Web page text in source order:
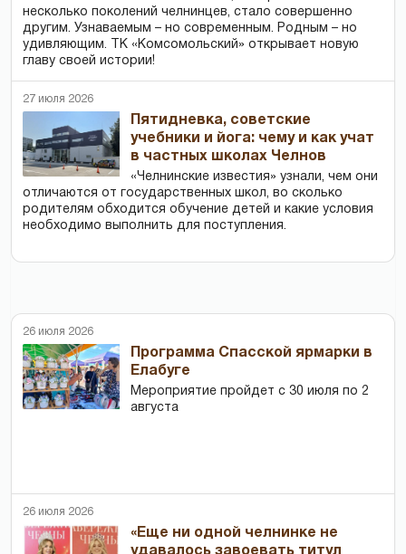
несколько поколений челнинцев, стало совершенно
другим. Узнаваемым – но современным. Родным – но
удивляющим. ТК «Комсомольский» открывает новую
главу своей истории!
27 июля 2026
Пятидневка, советские
учебники и йога: чему и как учат
в частных школах Челнов
«Челнинские известия» узнали, чем они
отличаются от государственных школ, во сколько
родителям обходится обучение детей и какие условия
необходимо выполнить для поступления.
26 июля 2026
Программа Спасской ярмарки в
Елабуге
Мероприятие пройдет с 30 июля по 2
августа
26 июля 2026
«Еще ни одной челнинке не
удавалось завоевать титул